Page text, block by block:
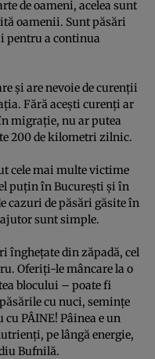
de oameni, acelea sunt
oamenii. Sunt păsări
pentru a continua
şi are nevoie de curenţii
Fără aceşti curenţi ar
migraţie, nu ar putea
200 de kilometri zilnic.
cele mai multe victime
puţin în Bucureşti şi în
cazuri de păsări găsite în
sunt simple.
îngheţate din zăpadă, cel
Oferiţi-le mâncare la o
blocului – poate fi
cu nuci, seminţe
PÂINE! Pâinea e un
pe lângă energie,
Bufnilă.